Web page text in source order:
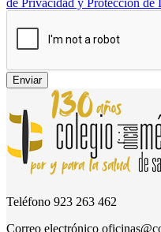
Enviar
Teléfono 923 263 462
Correo electrónico